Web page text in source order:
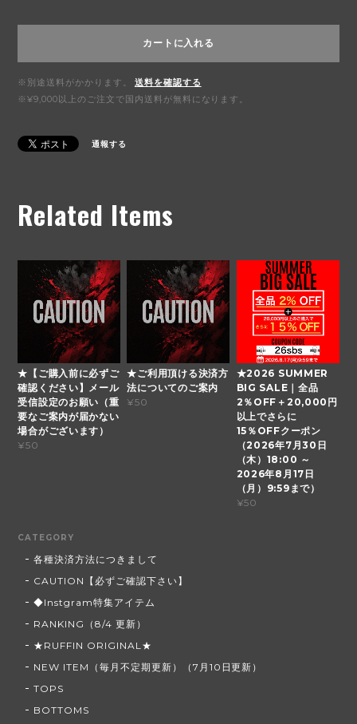
カートに入れる
※別途送料がかかります。
送料を確認する
※¥9,000以上のご注文で国内送料が無料になります。
通報する
Related Items
★【ご購入前に必ずご
確認ください】メール
受信設定のお願い（重
要なご案内が届かない
場合がございます）
¥50
★ご利用頂ける決済方
法についてのご案内
¥50
★2026 SUMMER
BIG SALE｜全品
2％OFF＋20,000円
以上でさらに
15％OFFクーポン
（2026年7月30日
（木）18:00 ～
2026年8月17日
（月）9:59まで）
¥50
CATEGORY
各種決済方法につきまして
CAUTION【必ずご確認下さい】
◆Instgram特集アイテム
RANKING（8/4 更新）
★RUFFIN ORIGINAL★
NEW ITEM（毎月不定期更新）（7月10日更新）
TOPS
BOTTOMS